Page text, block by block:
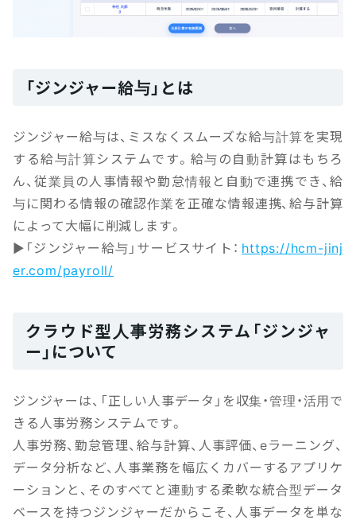
「ジンジャー給与」とは
ジンジャー給与は、ミスなくスムーズな給与計算を実現
する給与計算システムです。給与の自動計算はもちろ
ん、従業員の人事情報や勤怠情報と自動で連携でき、給
与に関わる情報の確認作業を正確な情報連携、給与計算
によって大幅に削減します。
▶「ジンジャー給与」サービスサイト： https://hcm-jinj
er.com/payroll/
クラウド型人事労務システム「ジンジャ
ー」について
ジンジャーは、「正しい人事データ」を収集・管理・活用で
きる人事労務システムです。
人事労務、勤怠管理、給与計算、人事評価、eラーニング、
データ分析など、人事業務を幅広くカバーするアプリケ
ーションと、そのすべてと連動する柔軟な統合型データ
ベースを持つジンジャーだからこそ、人事データを単な